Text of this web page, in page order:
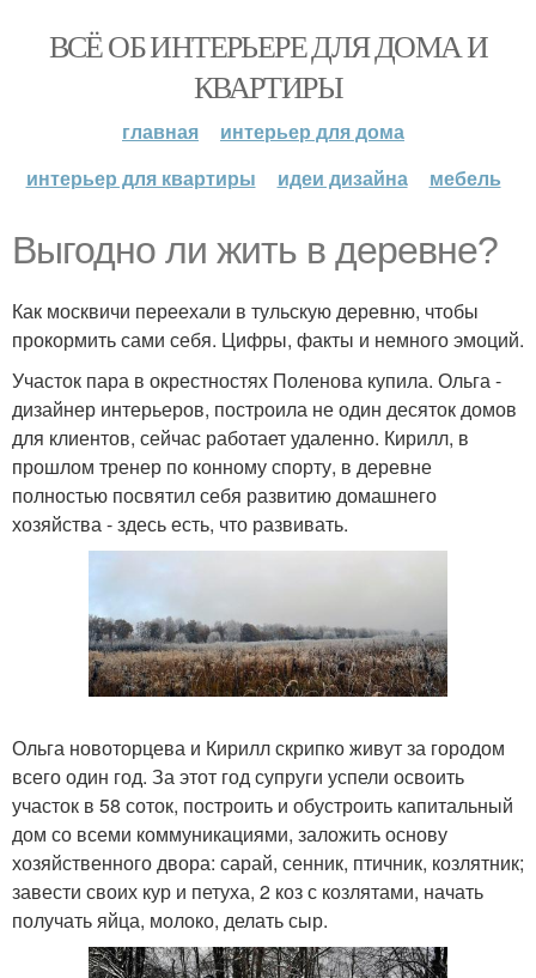
ВСЁ ОБ ИНТЕРЬЕРЕ ДЛЯ ДОМА И
КВАРТИРЫ
главная
интерьер для дома
интерьер для квартиры
идеи дизайна мебель
Выгодно ли жить в деревне?
Как москвичи переехали в тульскую деревню, чтобы
прокормить сами себя. Цифры, факты и немного эмоций.
Участок пара в окрестностях Поленова купила. Ольга -
дизайнер интерьеров, построила не один десяток домов
для клиентов, сейчас работает удаленно. Кирилл, в
прошлом тренер по конному спорту, в деревне
полностью посвятил себя развитию домашнего
хозяйства - здесь есть, что развивать.
Ольга новоторцева и Кирилл скрипко живут за городом
всего один год. За этот год супруги успели освоить
участок в 58 соток, построить и обустроить капитальный
дом со всеми коммуникациями, заложить основу
хозяйственного двора: сарай, сенник, птичник, козлятник;
завести своих кур и петуха, 2 коз с козлятами, начать
получать яйца, молоко, делать сыр.